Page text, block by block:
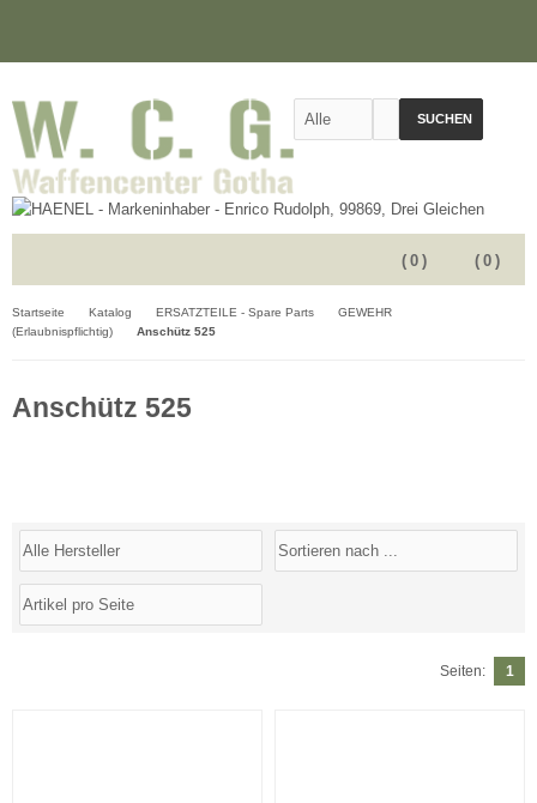
SUCHEN
( 0 )
( 0 )
Startseite Katalog ERSATZTEILE - Spare Parts
GEWEHR
(Erlaubnispflichtig)
Anschütz 525
Anschütz 525
Seiten: 1